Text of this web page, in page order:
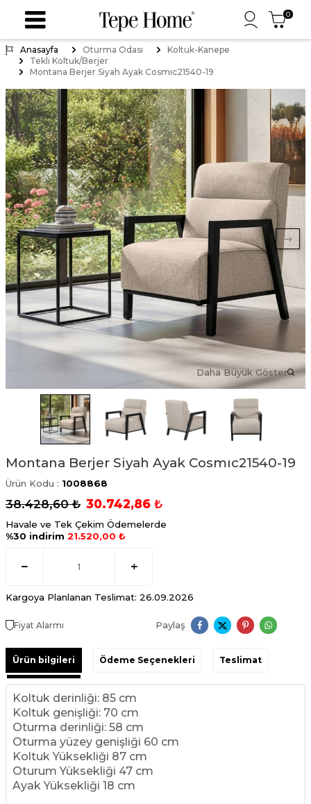
0
Anasayfa Oturma Odası
Koltuk-Kanepe
Tekli Koltuk/Berjer
Montana Berjer Siyah Ayak Cosmıc21540-19
Daha Büyük Göster
Montana Berjer Siyah Ayak Cosmıc21540-19
Ürün Kodu : 1008868
38.428,60₺ 30.742,86 ₺
Havale ve Tek Çekim Ödemelerde
%30 indirim 21.520,00 ₺
Kargoya Planlanan Teslimat: 26.09.2026
Fiyat Alarmı Paylaş
Ürün bilgileri Ödeme Seçenekleri Teslimat
Koltuk derinliği: 85 cm
Koltuk genişliği: 70 cm
Oturma derinliği: 58 cm
Oturma yüzey genişliği 60 cm
Koltuk Yüksekliği 87 cm
Oturum Yüksekliği 47 cm
Ayak Yüksekliği 18 cm